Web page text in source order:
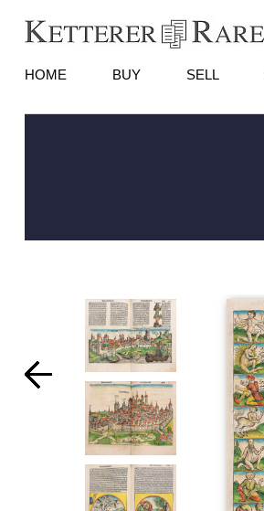
HOME BUY SELL